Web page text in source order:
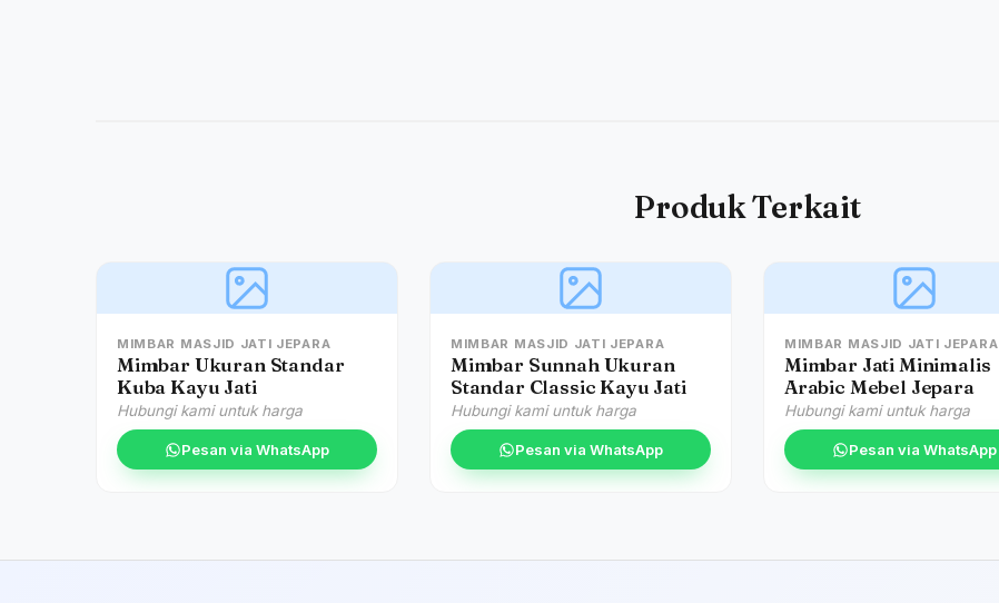
Produk Terkait
MIMBAR MASJID JATI JEPARA
Mimbar Ukuran Standar
Kuba Kayu Jati
Hubungi kami untuk harga
Pesan via WhatsApp
MIMBAR MASJID JATI JEPARA
Mimbar Sunnah Ukuran
Standar Classic Kayu Jati
Hubungi kami untuk harga
Pesan via WhatsApp
MIMBAR MASJID JATI JEPARA
Mimbar Jati Minimalis
Arabic Mebel Jepara
Hubungi kami untuk harga
Pesan via WhatsApp